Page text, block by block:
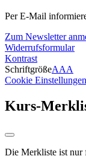
Per E-Mail
Zum Newsletter
Widerrufsformular
Kontrast
SchriftgrößeAAA
Cookie Einstellungen
Kurs-
Die Merkliste ist nur